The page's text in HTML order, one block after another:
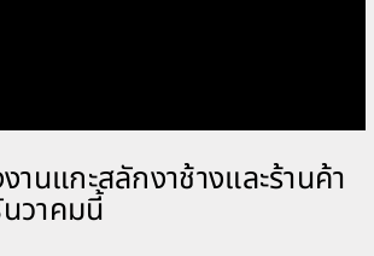
นแกะสลักงาช้างและร้านค้า
วาคมนี้